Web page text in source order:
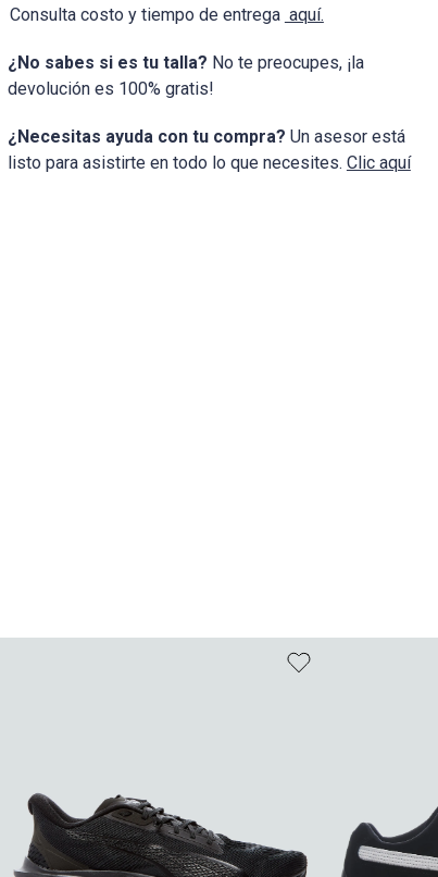
Consulta costo y tiempo de entrega aquí.
¿No sabes si es tu talla? No te preocupes, ¡la
devoluciónes 100% gratis!
¿Necesitas ayuda con tu compra? Un asesor está
listo para asistirte en todo lo que necesites. Clic aquí